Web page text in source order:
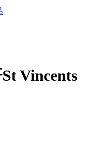
Vincents